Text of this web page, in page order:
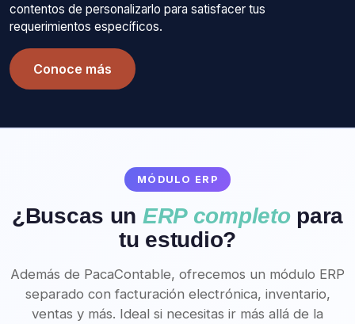
contentos de personalizarlo para satisfacer tus
requerimientos específicos.
Conoce más
MÓDULO ERP
¿Buscas un ERP completopara
tu estudio?
Además de PacaContable, ofrecemos un módulo ERP
separado con facturación electrónica, inventario,
ventas y más. Ideal si necesitas ir más allá de la